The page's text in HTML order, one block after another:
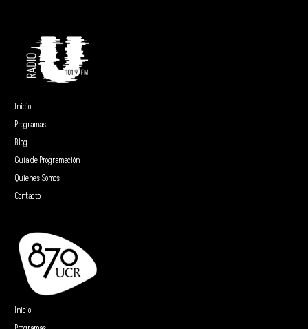
Inicio
Programas
Blog
Guía de Programación
Quienes Somos
Contacto
Inicio